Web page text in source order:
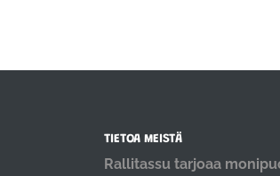
TIETOA MEISTÄ
Rallitassu tarjoaa